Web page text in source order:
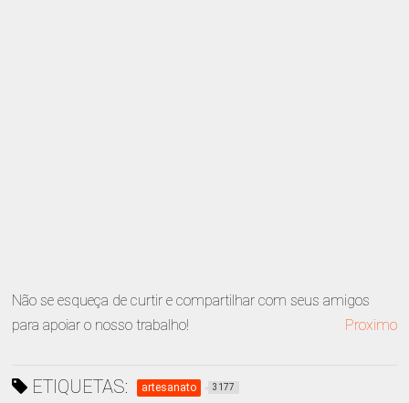
Não se esqueça de curtir e compartilhar com seus amigos
para apoiar o nosso trabalho!
Proximo
ETIQUETAS: artesanato 3177